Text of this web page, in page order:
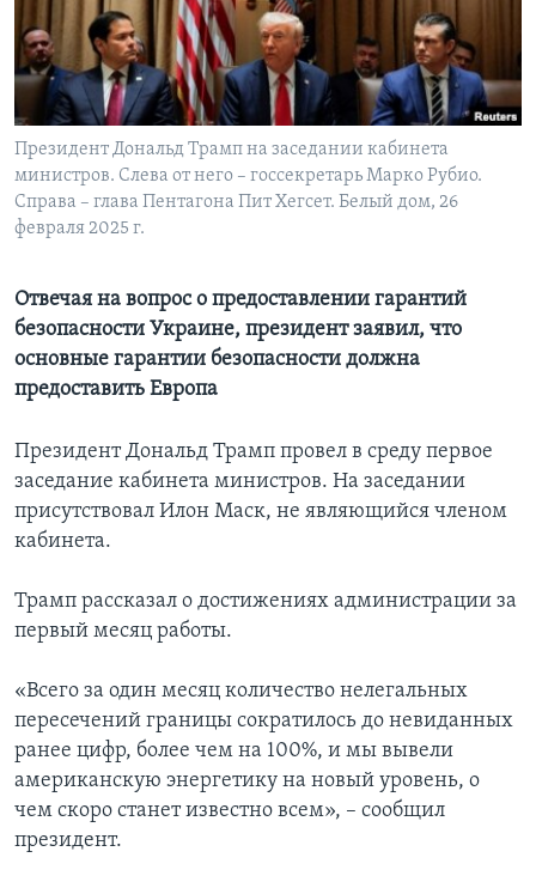
Learning English
СОЦИАЛЬНЫЕ СЕТИ
Языки
Президент Дональд Трамп на заседании кабинета
министров. Слева от него – госсекретарь Марко Рубио.
Справа – глава Пентагона Пит Хегсет. Белый дом, 26
февраля 2025 г.
Отвечая на вопрос о предоставлении гарантий
безопасности Украине, президент заявил, что
основные гарантии безопасности должна
предоставить Европа
Президент Дональд Трамп провел в среду первое
заседание кабинета министров. На заседании
присутствовал Илон Маск, не являющийся членом
кабинета.
Трамп рассказал о достижениях администрации за
первый месяц работы.
«Всего за один месяц количество нелегальных
пересечений границы сократилось до невиданных
ранее цифр, более чем на 100%, и мы вывели
американскую энергетику на новый уровень, о
чем скоро станет известно всем», – сообщил
президент.